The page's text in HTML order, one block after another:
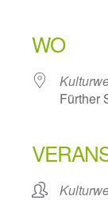
WO
Fürther